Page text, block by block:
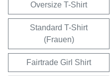
Oversize T-Shirt
Standard T-Shirt
(Frauen)
Fairtrade Girl Shirt